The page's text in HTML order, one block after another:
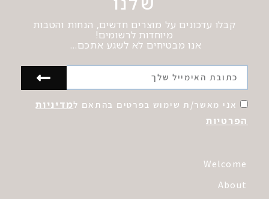
Welcome
About
קבלו עדכונים על מוצרים חדשים, הנחות והטבות
מיוחדות לרשומים!
אנו מבטיחים לא לשגע אתכם…
אני מאשר/ת שימוש בפרטים בהתאם למדיניות
הפרטיות